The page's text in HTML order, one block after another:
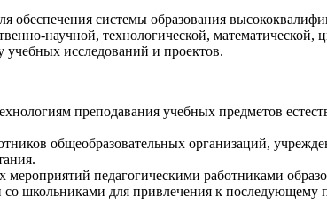
обеспечения системы образования
научной, технологической,
учебных исследований и проектов.
преподавания учебных предметов
общеобразовательных организаций,
мероприятий педагогическими работниками
школьниками для привлечения к последующему